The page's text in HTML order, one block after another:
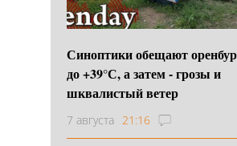
Синоптики обещают
до +39°С, а затем - грозы и
шквалистый ветер
7 августа 21:16